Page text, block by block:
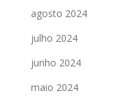
agosto 2024
julho 2024
junho 2024
maio 2024